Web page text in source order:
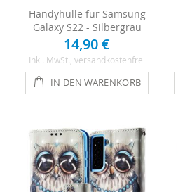
Handyhülle für Samsung
Galaxy S22 - Silbergrau
14,90 €
Inkl. MwSt. , versandkostenfrei
IN DEN WARENKORB